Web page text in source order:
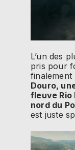
L’un des
pris pour
finalement
Douro,
fleuve Rio
nord du
est juste